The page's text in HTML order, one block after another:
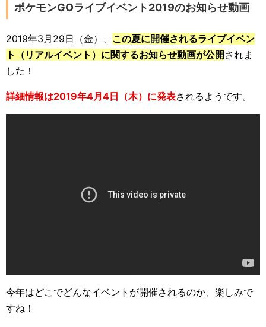
ポケモンGOライブイベント2019のお知らせ動画
2019年3月29日（金）、 この夏に開催されるライブイベン
ト（リアルイベント）に関するお知らせ動画が公開されま
した！
詳細情報は2019年4月4日（木）に発表されるようです。
今年はどこでどんなイベントが開催されるのか、楽しみで
すね！